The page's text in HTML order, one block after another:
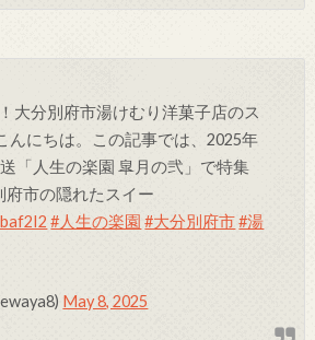
大分別府市湯けむり洋菓子店のス
んにちは。この記事では、2025年
「人生の楽園 皐月の弐」で特集
府市の隠れたスイー
#人生の楽園 #大分別府市 #湯
May 8, 2025